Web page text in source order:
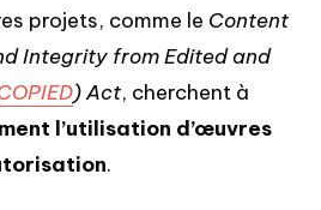
projets, comme le Content
Integrity from Edited and
) Act, cherchent à
l’utilisation d’œuvres
.